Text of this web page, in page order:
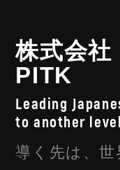
株式会社
PITK
Leading
to another
導く先は、世